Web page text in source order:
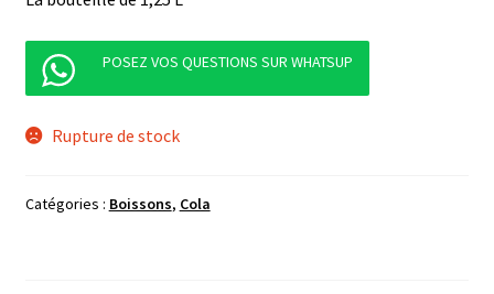
POSEZ VOS QUESTIONS SUR WHATSUP
Rupture de stock
Catégories : Boissons, Cola